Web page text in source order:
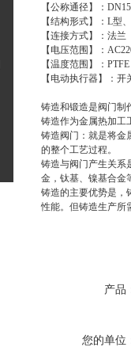
【公称通径】：
【结构形式】：L型
【连接方式】：法兰
【电压范围】：
【温度范围】：
【电动执行器】：
铸造和锻造是阀门制
铸造作为金属热加工
铸造阀门 ：就是将
的整个工艺过程。
铸造与阀门产生关系
金，钛基、镍基合金
铸造的主要优势是，
性能。但铸造生产所
产品
您的单位